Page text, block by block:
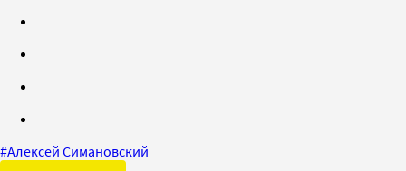
#Алексей Симановский